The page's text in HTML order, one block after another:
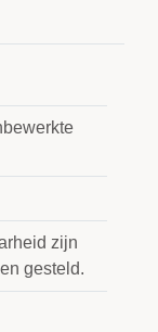
zijn
gesteld.